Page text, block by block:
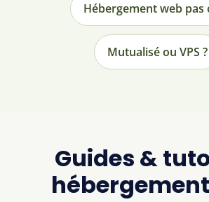
Hébergement web pas
Mutualisé ou VPS ?
Guides &